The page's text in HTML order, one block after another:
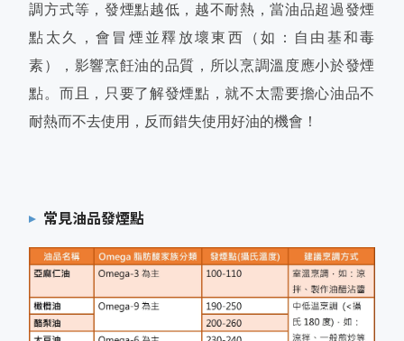
調方式等，發煙點越低，越不耐熱，當油品超過發煙
點太久，會冒煙並釋放壞東西（如：自由基和毒
素），影響烹飪油的品質，所以烹調溫度應小於發煙
點。而且，只要了解發煙點，就不太需要擔心油品不
耐熱而不去使用，反而錯失使用好油的機會！
常見油品發煙點